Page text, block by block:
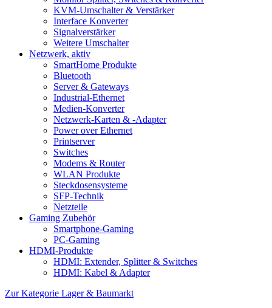
KVM-Umschalter & Verstärker
Interface Konverter
Signalverstärker
Weitere Umschalter
Netzwerk, aktiv
SmartHome Produkte
Bluetooth
Server & Gateways
Industrial-Ethernet
Medien-Konverter
Netzwerk-Karten & -Adapter
Power over Ethernet
Printserver
Switches
Modems & Router
WLAN Produkte
Steckdosensysteme
SFP-Technik
Netzteile
Gaming Zubehör
Smartphone-Gaming
PC-Gaming
HDMI-Produkte
HDMI: Extender, Splitter & Switches
HDMI: Kabel & Adapter
Zur Kategorie Lager & Baumarkt